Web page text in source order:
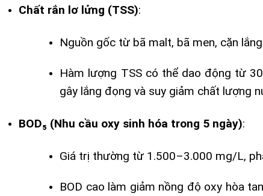
Chất rắn lơ lửng (TSS):
Nguồn gốc từ bã malt, bã men, cặn
Hàm lượng TSS có thể dao động từ
gây lắng đọng và suy giảm chất lượng
BOD₅ (Nhu cầu oxy sinh hóa trong 5 ngày):
Giá trị thường từ 1.500–3.000 mg/L,
BOD cao làm giảm nồng độ oxy hòa